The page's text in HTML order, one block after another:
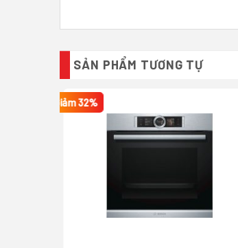
SẢN PHẨM TƯƠNG TỰ
Giảm 32%